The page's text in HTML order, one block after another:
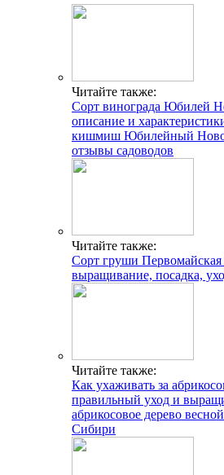
Читайте также:
Сорт винограда Юбилей
описание и
кишмиш Юбилейный
отзывы садоводов
Читайте также:
Сорт груши
выращивание, посадка,
Читайте также:
Как ухаживать за
правильный уход и
абрикосовое дерево
Сибири